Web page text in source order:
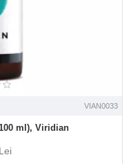
VIAN0033
ml), Viridian